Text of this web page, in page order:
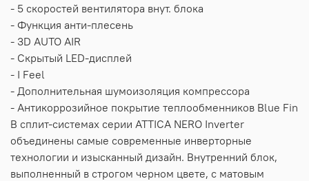
- 5 скоростей вентилятора внут. блока
- Функция анти-плесень
- 3D AUTO AIR
- Скрытый LED-дисплей
- I Feel
- Дополнительная шумоизоляция компрессора
- Антикоррозийное покрытие теплообменников Blue Fin
В сплит-системах серии ATTICA NERO Inverter
объединены самые современные инверторные
технологии и изысканный дизайн. Внутренний блок,
выполненный в строгом черном цвете, с матовым